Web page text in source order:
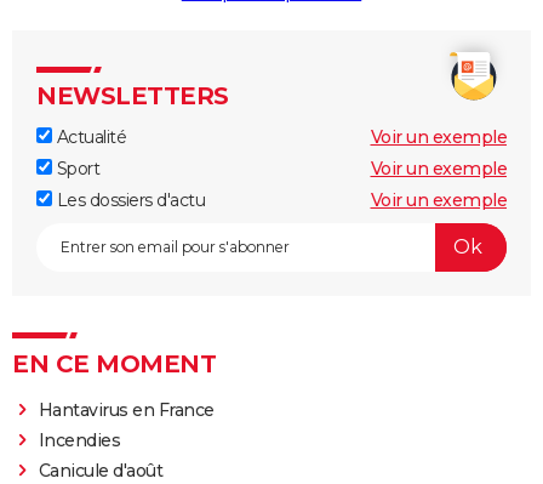
NEWSLETTERS
Actualité
Voir un exemple
Sport
Voir un exemple
Les dossiers d'actu
Voir un exemple
EN CE MOMENT
Hantavirus en France
Incendies
Canicule d'août